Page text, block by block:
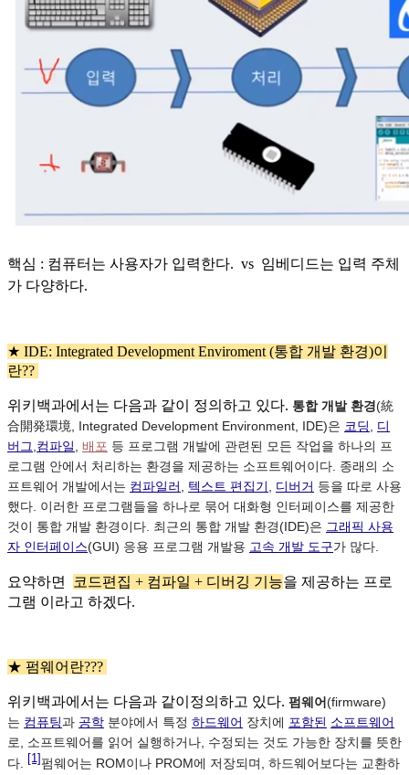
핵심 : 컴퓨터는 사용자가 입력한다. vs 임베디드는 입력 주체
가 다양하다.
★ IDE: Integrated Development Enviroment (통합 개발 환경)이
란??
위키백과에서는 다음과 같이 정의하고 있다. 통합 개발 환경(統
合開発環境, Integrated Development Environment, IDE)은 코딩, 디
버그,컴파일, 배포 등 프로그램 개발에 관련된 모든 작업을 하나의 프
로그램 안에서 처리하는 환경을 제공하는 소프트웨어이다. 종래의 소
프트웨어 개발에서는 컴파일러, 텍스트 편집기, 디버거 등을 따로 사용
했다. 이러한 프로그램들을 하나로 묶어 대화형 인터페이스를 제공한
것이 통합 개발 환경이다. 최근의 통합 개발 환경(IDE)은 그래픽 사용
자 인터페이스(GUI) 응용 프로그램 개발용 고속 개발 도구가 많다.
요약하면 코드편집 + 컴파일 + 디버깅 기능을 제공하는 프로
그램 이라고 하겠다.
★ 펌웨어란???
위키백과에서는 다음과 같이정의하고 있다. 펌웨어 (firmware)
는 컴퓨팅과 공학 분야에서 특정 하드웨어 장치에 포함된 소프트웨어
로, 소프트웨어를 읽어 실행하거나, 수정되는 것도 가능한 장치를 뜻한
다. [1] 펌웨어는 ROM이나 PROM에 저장되며, 하드웨어보다는 교환하